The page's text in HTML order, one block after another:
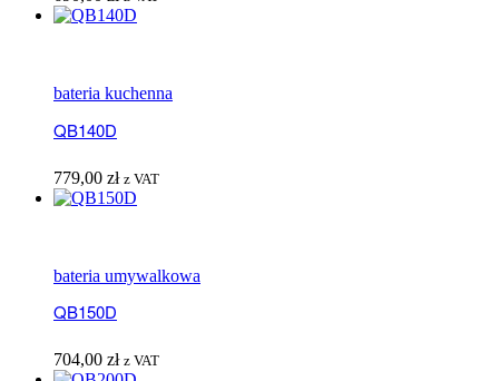
bateria kuchenna
QB140D
779,00 zł z VAT
bateria umywalkowa
QB150D
704,00 zł z VAT